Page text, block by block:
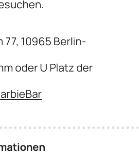
10965 Berlin-
oder U Platz der